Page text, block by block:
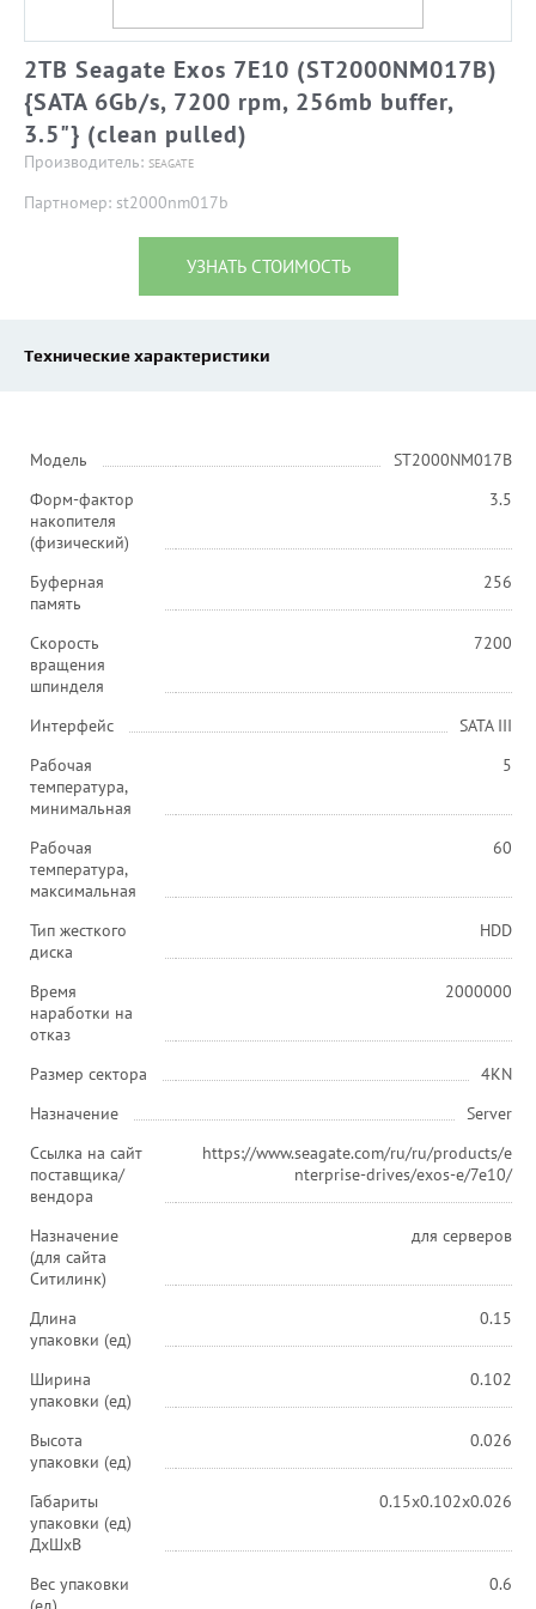
2TB Seagate Exos 7E10 (ST2000NM017B)
{SATA 6Gb/s, 7200 rpm, 256mb buffer,
3.5"} (clean pulled)
Производитель: SEAGATE
Партномер: st2000nm017b
УЗНАТЬ СТОИМОСТЬ
Технические характеристики
Модель
ST2000NM017B
Форм-фактор
накопителя
(физический)
3.5
Буферная
память
256
Скорость
вращения
шпинделя
7200
Интерфейс
SATA III
Рабочая
температура,
минимальная
5
Рабочая
температура,
максимальная
60
Тип жесткого
диска
HDD
Время
наработки на
отказ
2000000
Размер сектора
4KN
Назначение
Server
Ссылка на сайт
поставщика/
вендора
https://www.seagate.com/ru/ru/products/e
nterprise-drives/exos-e/7e10/
Назначение
(для сайта
Ситилинк)
для серверов
Длина
упаковки (ед)
0.15
Ширина
упаковки (ед)
0.102
Высота
упаковки (ед)
0.026
Габариты
упаковки (ед)
ДхШхВ
0.15x0.102x0.026
Вес упаковки
0.6